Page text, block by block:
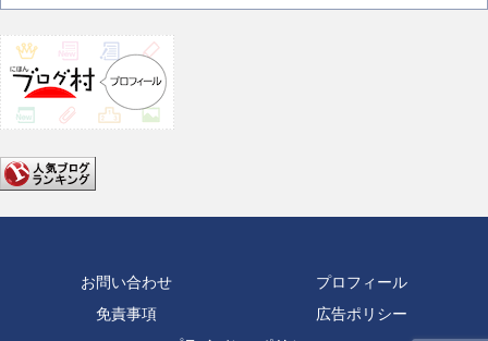
お問い合わせ
プロフィール
免責事項
広告ポリシー